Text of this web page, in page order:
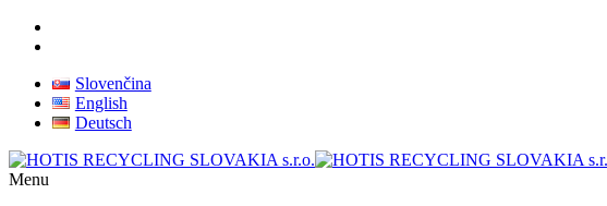
Slovenčina
English
Deutsch
Menu